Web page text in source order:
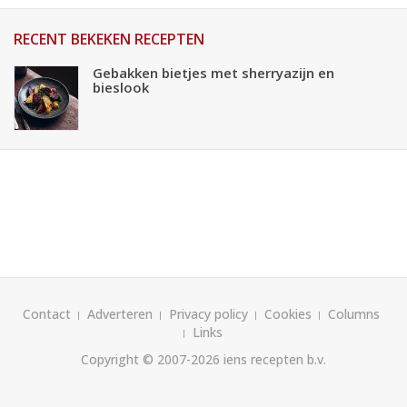
RECENT BEKEKEN RECEPTEN
Gebakken bietjes met sherryazijn en
bieslook
Contact Adverteren Privacy policy Cookies
Columns
Links
Copyright © 2007-2026 iens recepten b.v.